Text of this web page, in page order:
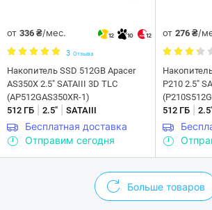
от 336 ₴/мес. 12 10 12
3 Отзыва
Накопитель SSD 512GB Apacer
AS350X 2.5" SATAIII 3D TLC
(AP512GAS350XR-1)
512 ГБ
2.5" SATAIII
Бесплатная доставка
Отправим сегодня
от 276 ₴/
Накопитель SSD
P210 2.5"
512 ГБ
Больше товаров